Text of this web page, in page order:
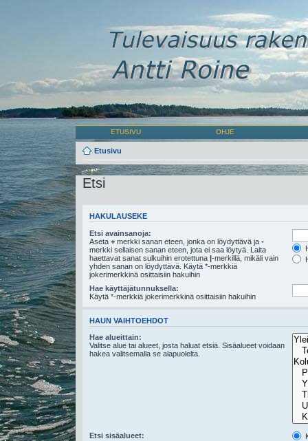
ETUSIVU OHJE
Etusivu
Etsi
HAKULAUSEKE
Etsi avainsanoja:
Aseta + merkki sanan eteen, jonka on löydyttävä ja -
merkki sellaisen sanan eteen, jota ei saa löytyä. Laita
haettavat sanat sulkuihin erotettuna |-merkillä, mikäli vain
yhden sanan on löydyttävä. Käytä *-merkkiä
jokerimerkkinä osittaisiin hakuihin
Hae käyttäjätunnuksella:
Käytä *-merkkiä jokerimerkkinä osittaisiin hakuihin
HAUN VAIHTOEHDOT
Hae alueittain:
Valitse alue tai alueet, josta haluat etsiä. Sisäalueet voidaan
hakea valitsemalla se alapuolelta.
Etsi sisäalueet: